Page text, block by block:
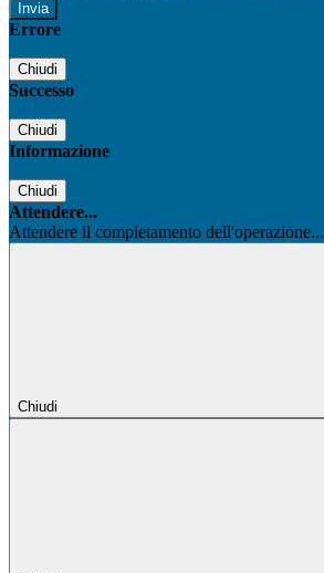
Errore
Chiudi
Successo
Chiudi
Informazione
Chiudi
Attendere...
Attendere il completamento dell'operazione...
Chiudi